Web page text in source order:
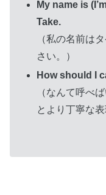
My name is
Take.
（私の名前は
さい。）
How should I
（なんて呼べ
とより丁寧な表